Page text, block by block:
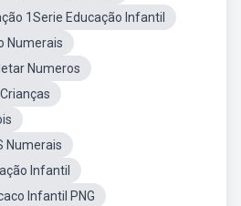
1Serie Educação Infantil
Numerais
Numeros
Numerais
Infantil
Infantil PNG